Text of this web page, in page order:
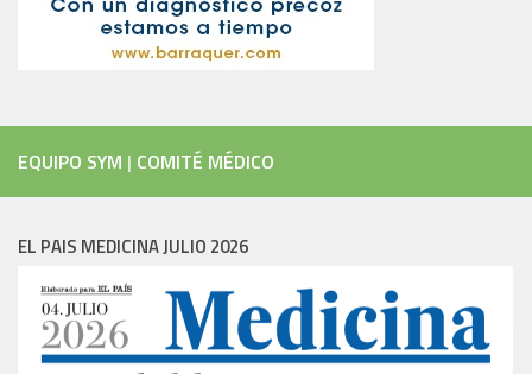
EQUIPO SYM | COMITÉ MÉDICO
EL PAIS MEDICINA JULIO 2026